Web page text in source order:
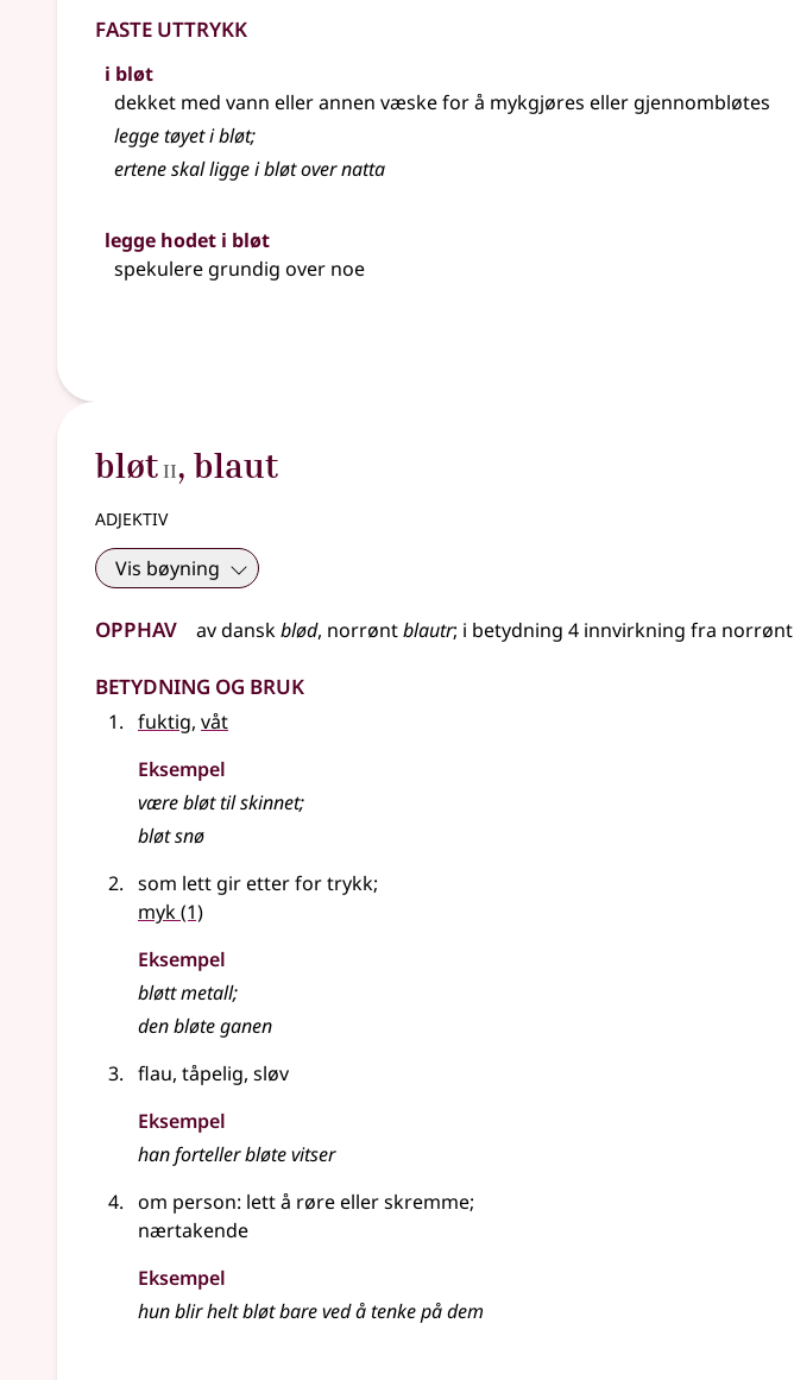
Faste uttrykk
i bløt
dekket med vann eller annen væske for å mykgjøres eller gjennombløtes
legge tøyet i bløt;
ertene skal ligge i bløt over natta
legge hodet i bløt
spekulere grundig over noe
bløt II, blaut
adjektiv
Vis bøyning
Opphav avdanskblød, norrøntblautr; i betydning 4 innvirkning fra norrønt
Betydning og bruk
fuktig, våt
Eksempel
værebløttil skinnet;
bløt snø
som lett gir etter for trykk;
myk(1)
Eksempel
bløtt metall;
denbløteganen
flau, tåpelig, sløv
Eksempel
han forteller bløte vitser
om person: lett å røre eller skremme;
nærtakende
Eksempel
hun blir helt bløt bare ved å tenke på dem